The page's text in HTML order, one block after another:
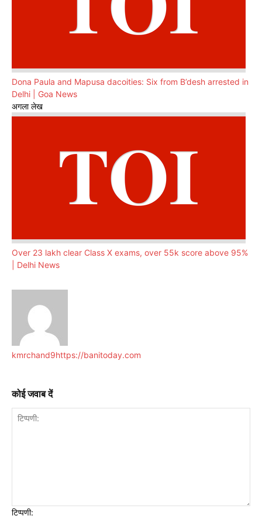
Dona Paula and Mapusa dacoities: Six from B’desh arrested in
Delhi | Goa News
अगला लेख
Over 23 lakh clear Class X exams, over 55k score above 95%
| Delhi News
kmrchand9https://banitoday.com
कोई जवाब दें
टिप्पणी: